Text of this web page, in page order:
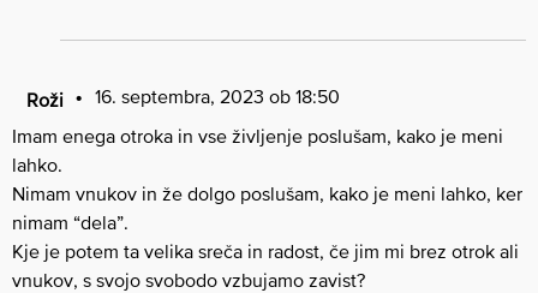
Roži
16. septembra, 2023 ob 18:50
Imam enega otroka in vse življenje poslušam, kako je meni
lahko.
Nimam vnukov in že dolgo poslušam, kako je meni lahko, ker
nimam “dela”.
Kje je potem ta velika sreča in radost, če jim mi brez otrok ali
vnukov, s svojo svobodo vzbujamo zavist?